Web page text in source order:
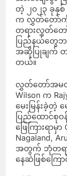
တဲ့ ၂၀၂၃ ခုနှ
က လွှတ်တော်ကို
တရားလွှတ်တ
ပြည်နယ်တွေ
အဆိုပြုချက် တ
တယ်။
လွှတ်တော်အမတ်
Wilson က
မေးမြန်းခဲ့တဲ့
ပြည်ထောင်စုဝ
ဖြေကြားရာမှ
Nagaland,
အတွက် ဘုံတရ
နေဆဲဖြစ်ကြေ